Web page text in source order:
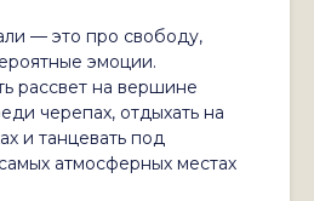
— это про свободу,
эмоции.
рассвет на вершине
черепах, отдыхать на
и танцевать под
атмосферных местах